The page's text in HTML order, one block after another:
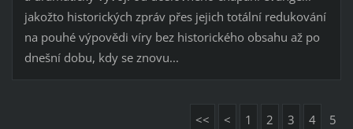
jakožto historických zpráv přes jejich totální redukování
na pouhé výpovědi víry bez historického obsahu až po
dnešní dobu, kdy se znovu...
<< < 1 2 3 4 5